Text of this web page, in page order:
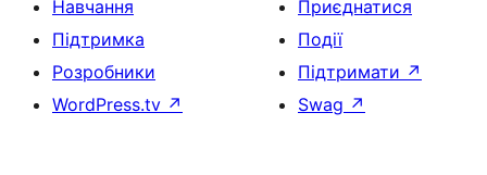
Навчання
Підтримка
Розробники
WordPress.tv ↗
Приєднатися
Події
Підтримати ↗
Swag ↗